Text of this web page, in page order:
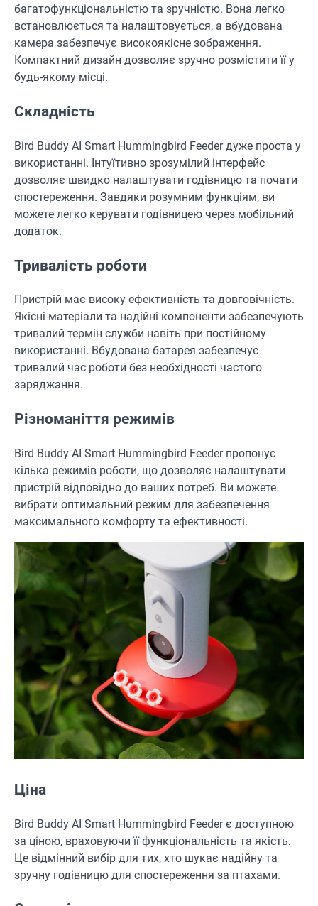
багатофункціональністю та зручністю. Вона легко
встановлюється та налаштовується, а вбудована
камера забезпечує високоякісне зображення.
Компактний дизайн дозволяє зручно розмістити її у
будь-якому місці.
Складність
Bird Buddy AI Smart Hummingbird Feeder дуже проста у
використанні. Інтуїтивно зрозумілий інтерфейс
дозволяє швидко налаштувати годівницю та почати
спостереження. Завдяки розумним функціям, ви
можете легко керувати годівницею через мобільний
додаток.
Тривалість роботи
Пристрій має високу ефективність та довговічність.
Якісні матеріали та надійні компоненти забезпечують
тривалий термін служби навіть при постійному
використанні. Вбудована батарея забезпечує
тривалий час роботи без необхідності частого
заряджання.
Різноманіття режимів
Bird Buddy AI Smart Hummingbird Feeder пропонує
кілька режимів роботи, що дозволяє налаштувати
пристрій відповідно до ваших потреб. Ви можете
вибрати оптимальний режим для забезпечення
максимального комфорту та ефективності.
Ціна
Bird Buddy AI Smart Hummingbird Feeder є доступною
за ціною, враховуючи її функціональність та якість.
Це відмінний вибір для тих, хто шукає надійну та
зручну годівницю для спостереження за птахами.